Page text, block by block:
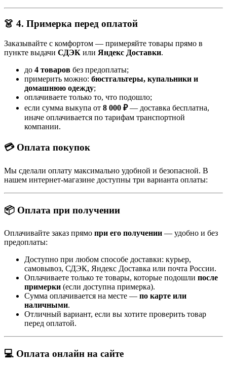
👗 4. Примерка перед оплатой
Заказывайте с комфортом — примеряйте товары прямо в
пункте выдачи СДЭК или Яндекс Доставки.
до 4 товаров без предоплаты;
примерить можно: бюстгальтеры, купальники и
домашнюю одежду;
оплачиваете только то, что подошло;
если сумма выкупа от 8 000 ₽— доставка бесплатна,
иначе оплачивается по тарифам транспортной
компании.
💳 Оплата покупок
Мы сделали оплату максимально удобной и безопасной. В
нашем интернет-магазине доступны три варианта оплаты:
📦 Оплата при получении
Оплачивайте заказ прямо при его получении — удобно и без
предоплаты:
Доступно при любом способе доставки: курьер,
самовывоз, СДЭК, Яндекс Доставка или почта России.
Оплачиваете только те товары, которые подошли после
примерки (если доступна примерка).
Сумма оплачивается на месте — по карте или
наличными.
Отличный вариант, если вы хотите проверить товар
перед оплатой.
💻 Оплата онлайн на сайте